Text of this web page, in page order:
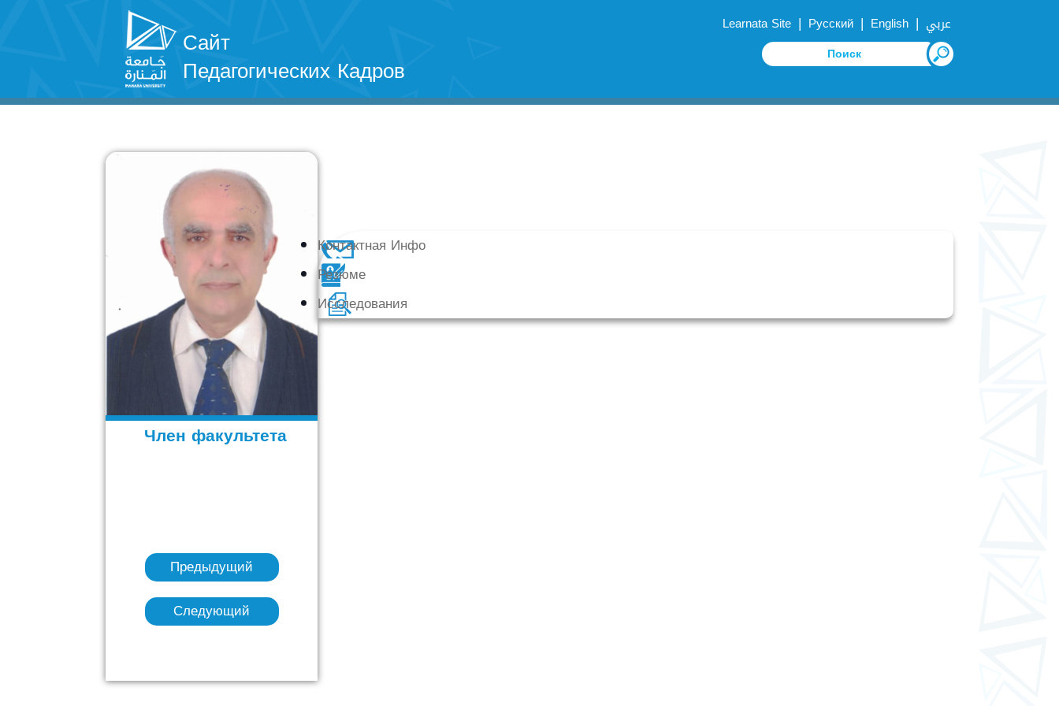
Сайт
Педагогических Кадров
Learnata Site | Русский | English | عربي
Член факультета
Предыдущий
Следующий
Контактная Инфо
Резюме
Исследования